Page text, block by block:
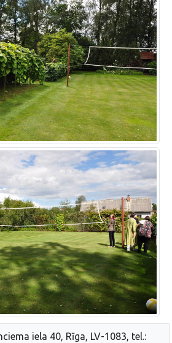
iela 40, Rīga, LV-1083, tel.: